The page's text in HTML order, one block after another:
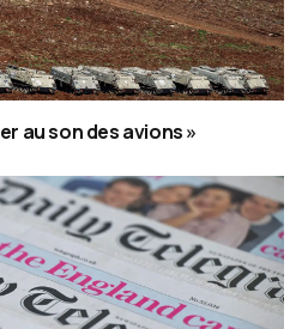
au son des avions »